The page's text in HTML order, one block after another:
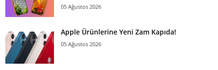
05 Ağustos 2026
Apple Ürünlerine Yeni Zam Kapıda!
05 Ağustos 2026